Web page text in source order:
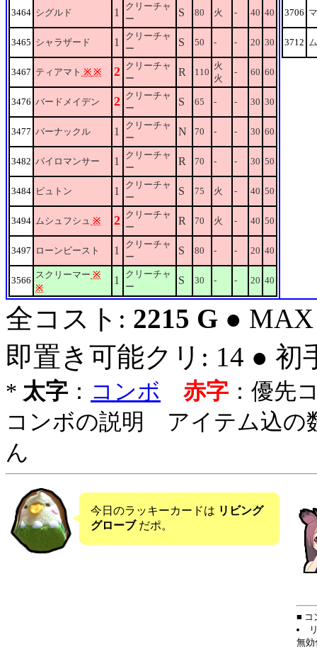
3464 シグルド 1
クリーチャ
ー
S 80 火 - 40 40
3465 シャラザード 1
クリーチャ
ー
S 50 - - 20 30
3467 ティアマト ※ ※ 2 クリーチャ
ー
R 110
火
火
- 60 60
3476 バードメイデン 2 クリーチャ
ー
S 65 - - 30 30
3477 バーナックル 1
クリーチャ
ー
N 70 - - 30 60
3482 パイロマンサー 1
クリーチャ
ー
R 70 - - 30 50
3484 ピュトン 1
クリーチャ
ー
S 75 火 - 40 50
3494 ムシュフシュ ※ 2 クリーチャ
ー
R 70 火 - 40 50
3497 ローンビースト 1
クリーチャ
ー
S 80 - - 20 40
3566
スクリーマー ※
※
1
クリーチャ
ー
S 30 - - 20 40
3706
3712
全コスト: 2215 G ●
即置き可能クリ: 14 ● 初
* 太字 ： コンボ 赤字 ：優先
コンボの説明 アイテム込の
ん
今日のラッキーカードは リビング
グローブ だポ。
■ コ
無効